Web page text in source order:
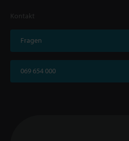
Kontakt
Fragen
069 654 000